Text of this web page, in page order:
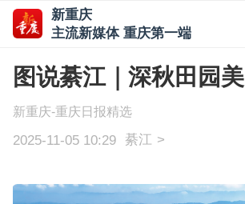
新重庆
主流新媒体 重庆第一端
图说綦江｜深秋田园美
新重庆-重庆日报精选
2025-11-05 10:29 綦江 >